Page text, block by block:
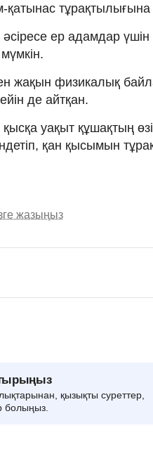
қатынас тұрақтылығына
әсіресе ер адамдар
жақын физикалық
де айтқан.
қысқа уақыт құшақтың
қан қысымын
жазыңыз
қызықты суреттер,
болыңыз.